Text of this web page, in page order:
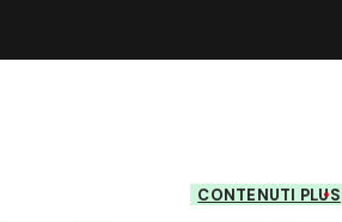
CONTENUTI PLUS